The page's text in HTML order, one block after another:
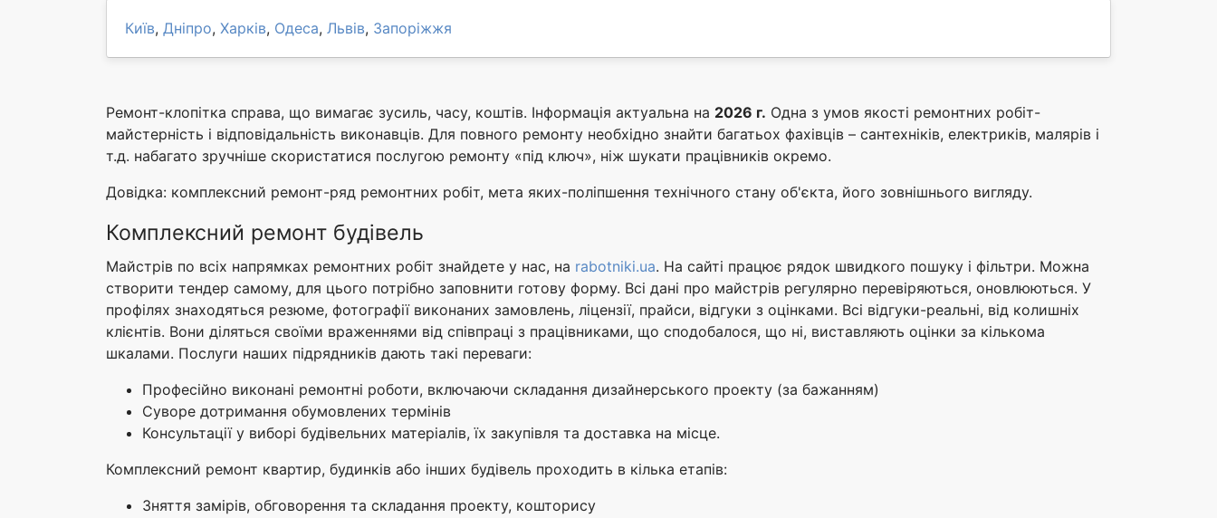
Київ, Дніпро, Харків, Одеса, Львів, Запоріжжя
Ремонт-клопітка справа, що вимагає зусиль, часу, коштів. Інформація актуальна на 2026 г. Одна з умов якості ремонтних робіт-
майстерність і відповідальність виконавців. Для повного ремонту необхідно знайти багатьох фахівців – сантехніків, електриків, малярів і
т.д. набагато зручніше скористатися послугою ремонту «під ключ», ніж шукати працівників окремо.
Довідка: комплексний ремонт-ряд ремонтних робіт, мета яких-поліпшення технічного стану об'єкта, його зовнішнього вигляду.
Комплексний ремонт будівель
Майстрів по всіх напрямках ремонтних робіт знайдете у нас, на rabotniki.ua. На сайті працює рядок швидкого пошуку і фільтри. Можна
створити тендер самому, для цього потрібно заповнити готову форму. Всі дані про майстрів регулярно перевіряються, оновлюються. У
профілях знаходяться резюме, фотографії виконаних замовлень, ліцензії, прайси, відгуки з оцінками. Всі відгуки-реальні, від колишніх
клієнтів. Вони діляться своїми враженнями від співпраці з працівниками, що сподобалося, що ні, виставляють оцінки за кількома
шкалами. Послуги наших підрядників дають такі переваги:
Професійно виконані ремонтні роботи, включаючи складання дизайнерського проекту (за бажанням)
Суворе дотримання обумовлених термінів
Консультації у виборі будівельних матеріалів, їх закупівля та доставка на місце.
Комплексний ремонт квартир, будинків або інших будівель проходить в кілька етапів:
Зняття замірів, обговорення та складання проекту, кошторису